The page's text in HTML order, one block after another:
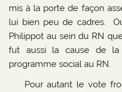
mis à la porte de façon
lui bien peu de cadres.
Philippot au sein du RN
fut aussi la cause de la
programme social au RN.
Pour autant le vote